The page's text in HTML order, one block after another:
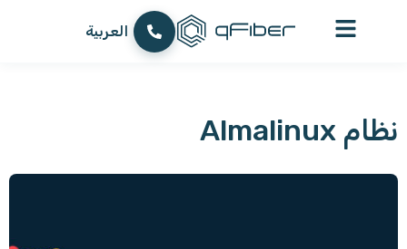
العربية
English
نظام Almalinux